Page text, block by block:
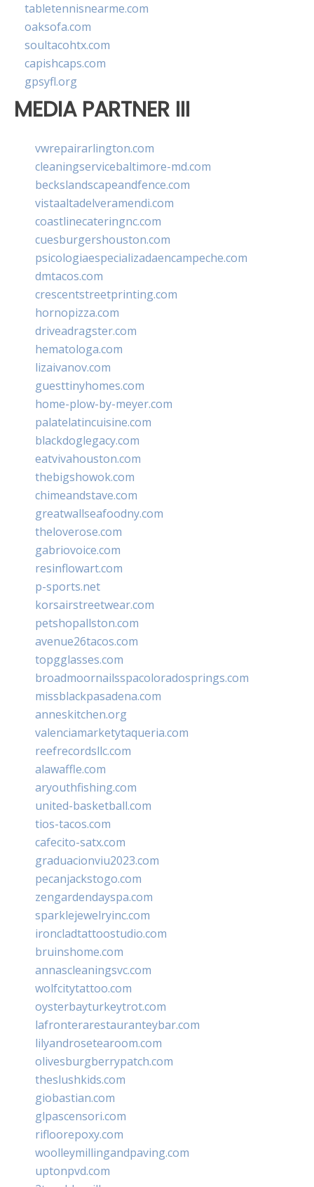
tabletennisnearme.com
oaksofa.com
soultacohtx.com
capishcaps.com
gpsyfl.org
MEDIA PARTNER III
vwrepairarlington.com
cleaningservicebaltimore-md.com
beckslandscapeandfence.com
vistaaltadelveramendi.com
coastlinecateringnc.com
cuesburgershouston.com
psicologiaespecializadaencampeche.com
dmtacos.com
crescentstreetprinting.com
hornopizza.com
driveadragster.com
hematologa.com
lizaivanov.com
guesttinyhomes.com
home-plow-by-meyer.com
palatelatincuisine.com
blackdoglegacy.com
eatvivahouston.com
thebigshowok.com
chimeandstave.com
greatwallseafoodny.com
theloverose.com
gabriovoice.com
resinflowart.com
p-sports.net
korsairstreetwear.com
petshopallston.com
avenue26tacos.com
topgglasses.com
broadmoornailsspacoloradosprings.com
missblackpasadena.com
anneskitchen.org
valenciamarketytaqueria.com
reefrecordsllc.com
alawaffle.com
aryouthfishing.com
united-basketball.com
tios-tacos.com
cafecito-satx.com
graduacionviu2023.com
pecanjackstogo.com
zengardendayspa.com
sparklejewelryinc.com
ironcladtattoostudio.com
bruinshome.com
annascleaningsvc.com
wolfcitytattoo.com
oysterbayturkeytrot.com
lafronterarestauranteybar.com
lilyandrosetearoom.com
olivesburgberrypatch.com
theslushkids.com
giobastian.com
glpascensori.com
rifloorepoxy.com
woolleymillingandpaving.com
uptonpvd.com